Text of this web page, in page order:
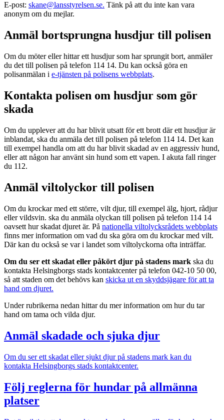
E-post: skane@lansstyrelsen.se. Tänk på att du inte kan vara
anonym om du mejlar.
Anmäl bortsprungna husdjur till polisen
Om du möter eller hittar ett husdjur som har sprungit bort, anmäler
du det till polisen på telefon 114 14. Du kan också göra en
polisanmälan i e-tjänsten på polisens webbplats.
Kontakta polisen om husdjur som gör
skada
Om du upplever att du har blivit utsatt för ett brott där ett husdjur är
inblandat, ska du anmäla det till polisen på telefon 114 14. Det kan
till exempel handla om att du har blivit skadad av en aggressiv hund,
eller att någon har använt sin hund som ett vapen. I akuta fall ringer
du 112.
Anmäl viltolyckor till polisen
Om du krockar med ett större, vilt djur, till exempel älg, hjort, rådjur
eller vildsvin. ska du anmäla olyckan till polisen på telefon 114 14
oavsett hur skadat djuret är. På nationella viltolycksrådets webbplats
finns mer information om vad du ska göra om du krockar med vilt.
Där kan du också se var i landet som viltolyckorna ofta inträffar.
Om du ser ett skadat eller påkört djur på stadens mark ska du
kontakta Helsingborgs stads kontaktcenter på telefon 042-10 50 00,
så att staden om det behövs kan skicka ut en skyddsjägare för att ta
hand om djuret.
Under rubrikerna nedan hittar du mer information om hur du tar
hand om tama och vilda djur.
Anmäl skadade och sjuka djur
Om du ser ett skadat eller sjukt djur på stadens mark kan du
kontakta Helsingborgs stads kontaktcenter.
Följ reglerna för hundar på allmänna
platser